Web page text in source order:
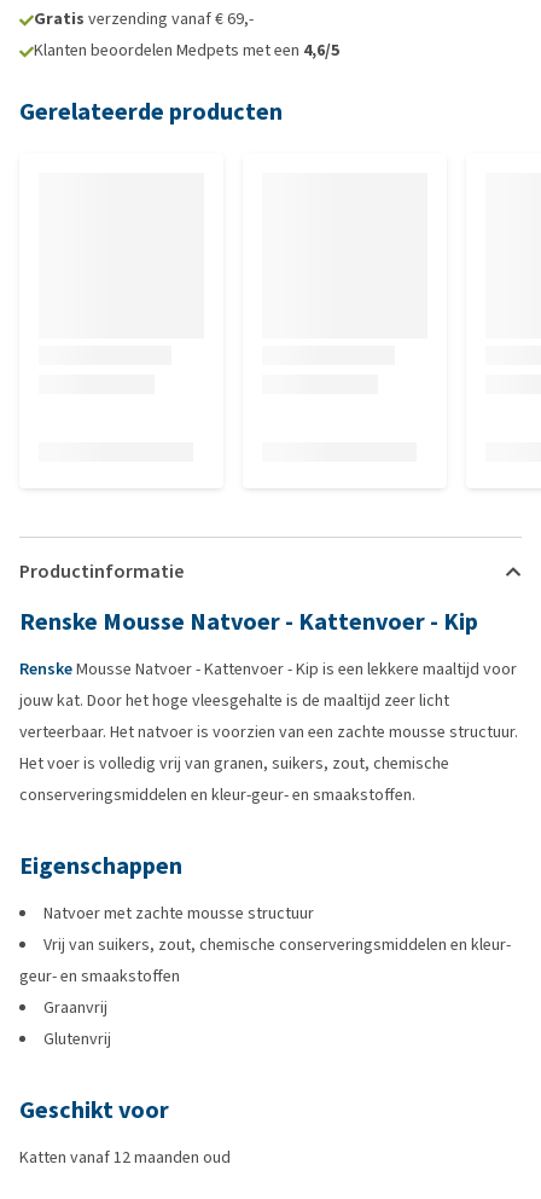
Gratis verzending vanaf € 69,-
Klanten beoordelen Medpets met een 4,6/5
Gerelateerde producten
Productinformatie
Renske Mousse Natvoer - Kattenvoer - Kip
RenskeMousse Natvoer - Kattenvoer - Kip is een lekkere maaltijd voor
jouw kat. Door het hoge vleesgehalte is de maaltijd zeer licht
verteerbaar. Het natvoer is voorzien van een zachte mousse structuur.
Het voer is volledig vrij van granen, suikers, zout, chemische
conserveringsmiddelen en kleur-geur- en smaakstoffen.
Eigenschappen
Natvoer met zachte mousse structuur
Vrij van suikers, zout, chemische conserveringsmiddelen en kleur-
geur- en smaakstoffen
Graanvrij
Glutenvrij
Geschikt voor
Katten vanaf 12 maanden oud